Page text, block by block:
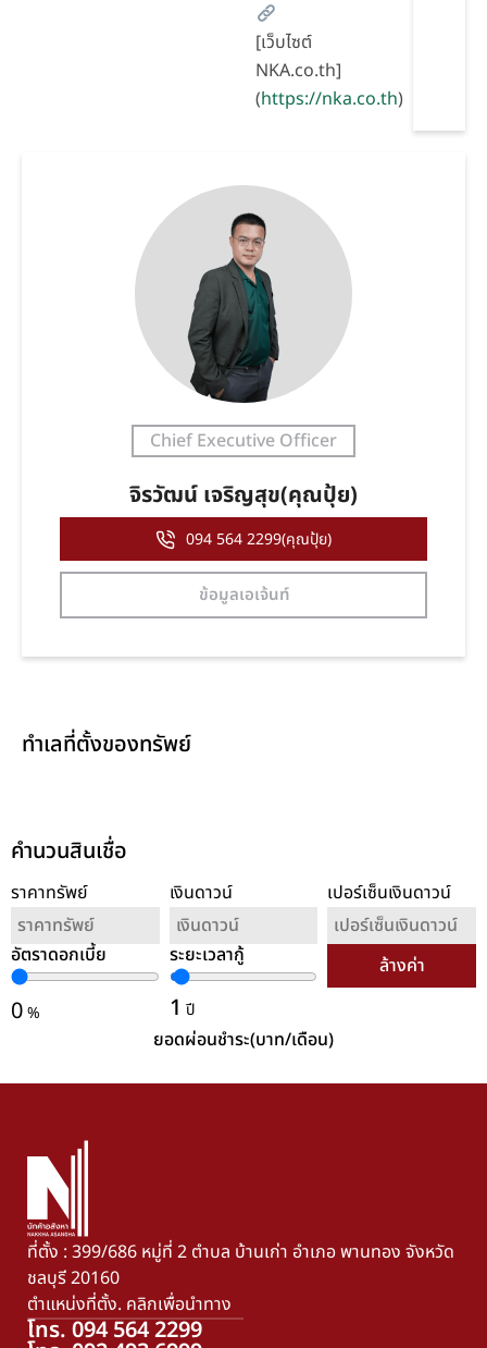
[เว็บไซต์
NKA.co.th]
(https://nka.co.th)
Chief Executive Officer
จิรวัฒน์ เจริญสุข(คุณปุ้ย)
094 564 2299(คุณปุ้ย)
ข้อมูลเอเจ้นท์
ทำเลที่ตั้งของทรัพย์
คำนวนสินเชื่อ
ราคาทรัพย์ เงินดาวน์ เปอร์เซ็นเงินดาวน์
อัตราดอกเบี้ย
0%
ระยะเวลากู้
1 ปี
ล้างค่า
ยอดผ่อนชำระ(บาท/เดือน)
ที่ตั้ง : 399/686 หมู่ที่ 2 ตำบล บ้านเก่า อำเภอ พานทอง จังหวัด
ชลบุรี 20160
ตำแหน่งที่ตั้ง. คลิกเพื่อนำทาง
โทร. 094 564 2299